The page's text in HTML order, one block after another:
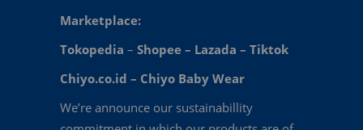
Marketplace:
Tokopedia – Shopee – Lazada – Tiktok
Chiyo.co.id – Chiyo Baby Wear
We’re announce our sustainabillity